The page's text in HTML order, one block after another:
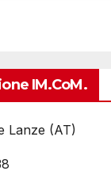
IM.coM.
Lanze (AT)